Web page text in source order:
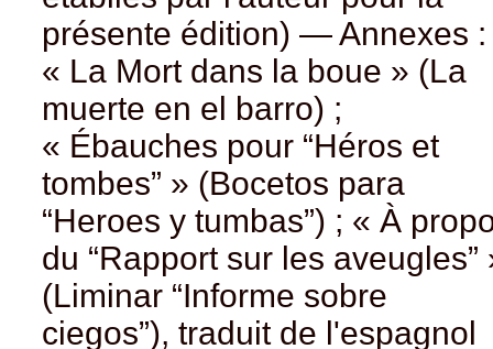
présente édition) — Annexes :
« La Mort dans la boue » (La
muerte en el barro) ;
« Ébauches pour “Héros et
tombes” » (Bocetos para
“Heroes y tumbas”) ; « À
du “Rapport sur les aveugles”
(Liminar “Informe sobre
ciegos”), traduit de l'espagnol